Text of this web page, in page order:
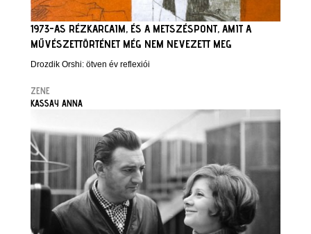
1973-AS RÉZKARCAIM, ÉS A METSZÉSPONT, AMIT A
MŰVÉSZETTÖRTÉNET MÉG NEM NEVEZETT MEG
Drozdik Orshi: ötven év reflexiói
ZENE
KASSAY ANNA